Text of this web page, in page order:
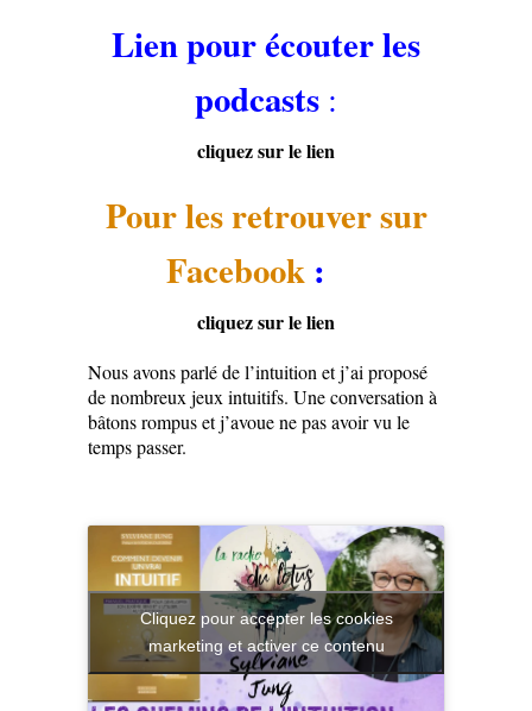
Lien pour écouter les
podcasts :
cliquez sur le lien
Pour les retrouver sur
Facebook :
cliquez sur le lien
Nous avons parlé de l’intuition et j’ai proposé
de nombreux jeux intuitifs. Une conversation à
bâtons rompus et j’avoue ne pas avoir vu le
temps passer.
Cliquez pour accepter les cookies
marketing et activer ce contenu